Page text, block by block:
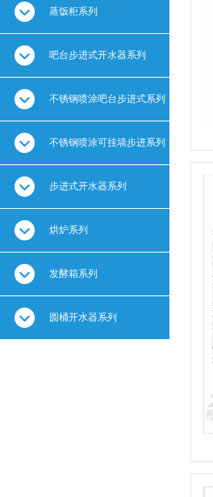
蒸饭柜系列
吧台步进式开水器系列
不锈钢喷涂吧台步进式系列
不锈钢喷涂可挂墙步进系列
步进式开水器系列
烘炉系列
发酵箱系列
圆桶开水器系列